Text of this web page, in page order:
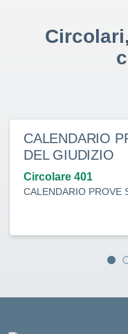
CALENDARIO
DEL GIUDIZIO
Circolare 401
CALENDARIO PROVE